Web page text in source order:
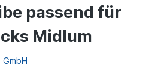
passend für
Midlum